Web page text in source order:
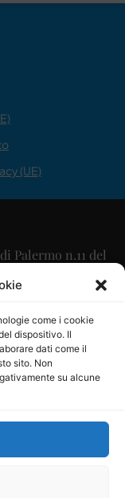
come i cookie
dispositivo. Il
dati come il
sito. Non
su alcune
(UE)
Palermo n.11 del
a r.l. è
al